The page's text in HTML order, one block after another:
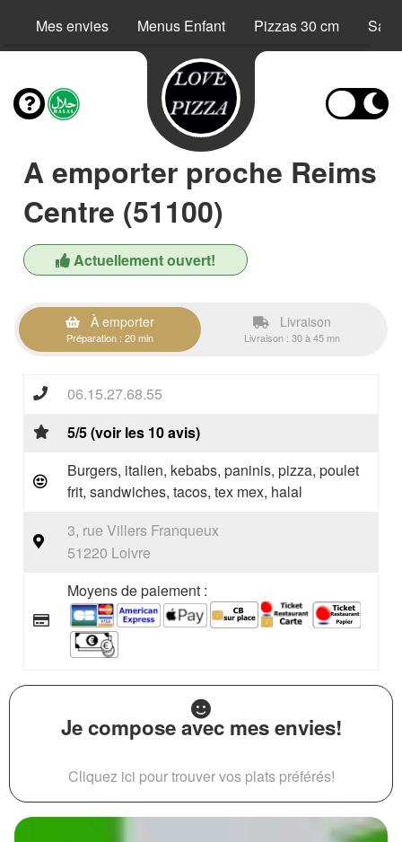
Mes envies Menus Enfant Pizzas 30 cm
A emporter proche Reims
Centre (51100)
Actuellement ouvert!
À emporter
Préparation : 20 min
Livraison
Livraison : 30 à 45 mn
06.15.27.68.55
5/5 (voir les 10 avis)
Burgers, italien, kebabs, paninis, pizza, poulet
frit, sandwiches, tacos, tex mex, halal
3, rue Villers Franqueux
51220 Loivre
Moyens de paiement :
Je compose avec mes envies!
Cliquez ici pour trouver vos plats préférés!